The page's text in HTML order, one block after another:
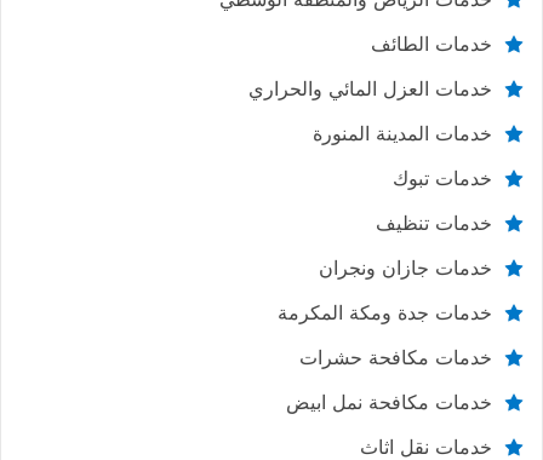
خدمات الطائف
خدمات العزل المائي والحراري
خدمات المدينة المنورة
خدمات تبوك
خدمات تنظيف
خدمات جازان ونجران
خدمات جدة ومكة المكرمة
خدمات مكافحة حشرات
خدمات مكافحة نمل ابيض
خدمات نقل اثاث